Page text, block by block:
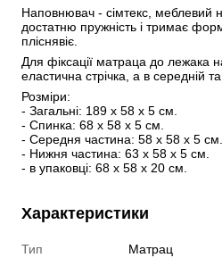
Наповнювач - сімтекс, меблевий
достатню пружність і тримає
пліснявіє.
Для фіксації матраца до лежака
еластична стрічка, а в середній
Розміри:
- Загальні: 189 х 58 х 5 см.
- Спинка: 68 х 58 х 5 см.
- Середня частина: 58 х 58 х 5 см.
- Нижня частина: 63 х 58 х 5 см.
- в упаковці: 68 х 58 х 20 см.
Характеристики
Тип
Матрац